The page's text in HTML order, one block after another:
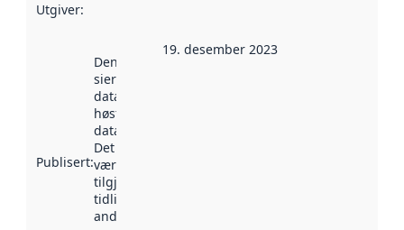
Utgiver:
Publisert:
Denne datoen
sier når
datasettet ble
høstet av
data.norge.no.
Det kan ha
vært
tilgjengelig
tidligere
andre steder.
19. desember 2023